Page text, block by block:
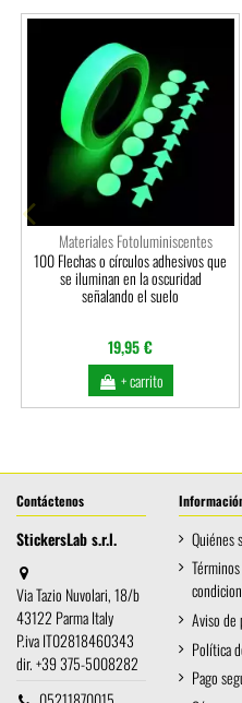
Materiales Fotoluminiscentes
100 Flechas o círculos adhesivos que
se iluminan en la oscuridad
señalando el suelo
19,95 €
+ carrito
Contáctenos
StickersLab s.r.l.
Via Tazio Nuvolari, 18/b
43122 Parma Italy
P.iva IT02818460343
dir. +39 375-5008282
Quiénes
Aviso de
Política
Pago